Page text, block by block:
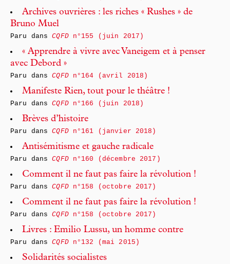
Archives ouvrières : les riches « Rushes » de
Bruno Muel
Paru dansCQFDn°155 (juin 2017)
« Apprendre à vivre avec Vaneigem et à penser
avec Debord »
Paru dansCQFDn°164 (avril 2018)
Manifeste Rien, tout pour le théâtre !
Paru dansCQFDn°166 (juin 2018)
Brèves d’histoire
Paru dansCQFDn°161 (janvier 2018)
Antisémitisme et gauche radicale
Paru dansCQFDn°160 (décembre 2017)
Comment il ne faut pas faire la révolution !
Paru dansCQFDn°158 (octobre 2017)
Comment il ne faut pas faire la révolution !
Paru dansCQFDn°158 (octobre 2017)
Livres : Emilio Lussu, un homme contre
Paru dansCQFDn°132 (mai 2015)
Solidarités socialistes